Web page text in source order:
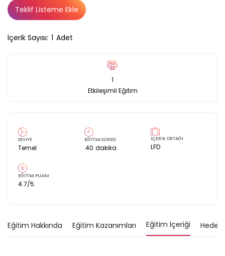
İçerik Sayısı: 1 Adet
1
Etkileşimli Eğitim
SEVİYE
Temel
EĞİTİM SÜRESİ
40 dakika
İÇERİK ORTAĞI
LFD
EĞİTİM PUANI
4.7/5
Teklif Listeme Ekle
Eğitim Hakkında Eğitim Kazanımları Eğitim İçeriği Hedef